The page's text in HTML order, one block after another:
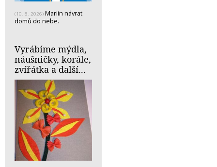
(10. 8. 2026) Mariin návrat
domů do nebe.
Vyrábíme mýdla,
náušničky, korále,
zvířátka a další...